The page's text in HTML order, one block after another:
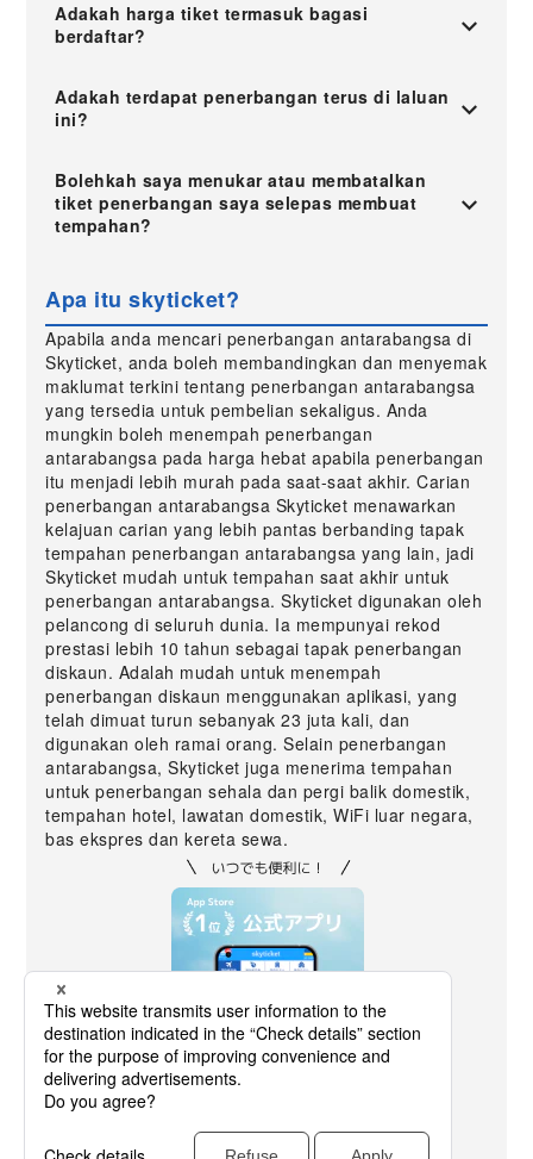
Adakah harga tiket termasuk bagasi
berdaftar?
Adakah terdapat penerbangan terus di laluan
ini?
Bolehkah saya menukar atau membatalkan
tiket penerbangan saya selepas membuat
tempahan?
Apa itu skyticket?
Apabila anda mencari penerbangan antarabangsa di
Skyticket, anda boleh membandingkan dan menyemak
maklumat terkini tentang penerbangan antarabangsa
yang tersedia untuk pembelian sekaligus. Anda
mungkin boleh menempah penerbangan
antarabangsa pada harga hebat apabila penerbangan
itu menjadi lebih murah pada saat-saat akhir. Carian
penerbangan antarabangsa Skyticket menawarkan
kelajuan carian yang lebih pantas berbanding tapak
tempahan penerbangan antarabangsa yang lain, jadi
Skyticket mudah untuk tempahan saat akhir untuk
penerbangan antarabangsa. Skyticket digunakan oleh
pelancong di seluruh dunia. Ia mempunyai rekod
prestasi lebih 10 tahun sebagai tapak penerbangan
diskaun. Adalah mudah untuk menempah
penerbangan diskaun menggunakan aplikasi, yang
telah dimuat turun sebanyak 23 juta kali, dan
digunakan oleh ramai orang. Selain penerbangan
antarabangsa, Skyticket juga menerima tempahan
untuk penerbangan sehala dan pergi balik domestik,
tempahan hotel, lawatan domestik, WiFi luar negara,
bas ekspres dan kereta sewa.